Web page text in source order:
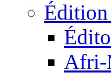
Afri-